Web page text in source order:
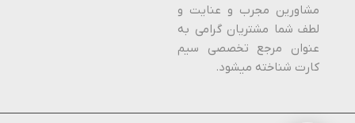
مشاورین مجرب و عنایت و
لطف شما مشتریان گرامی به
عنوان مرجع تخصصی سیم
کارت شناخته میشود.